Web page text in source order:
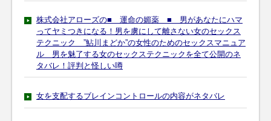
株式会社アローズの■ 運命の媚薬 ■ 男があなたにハマ
ってヤミつきになる！男を虜にして離さない女のセックス
テクニック ”鮎川まどか”の女性のためのセックスマニュア
ル 男を魅了する女のセックステクニックを全て公開のネ
タバレ！評判と怪しい噂
女を支配するブレインコントロールの内容がネタバレ